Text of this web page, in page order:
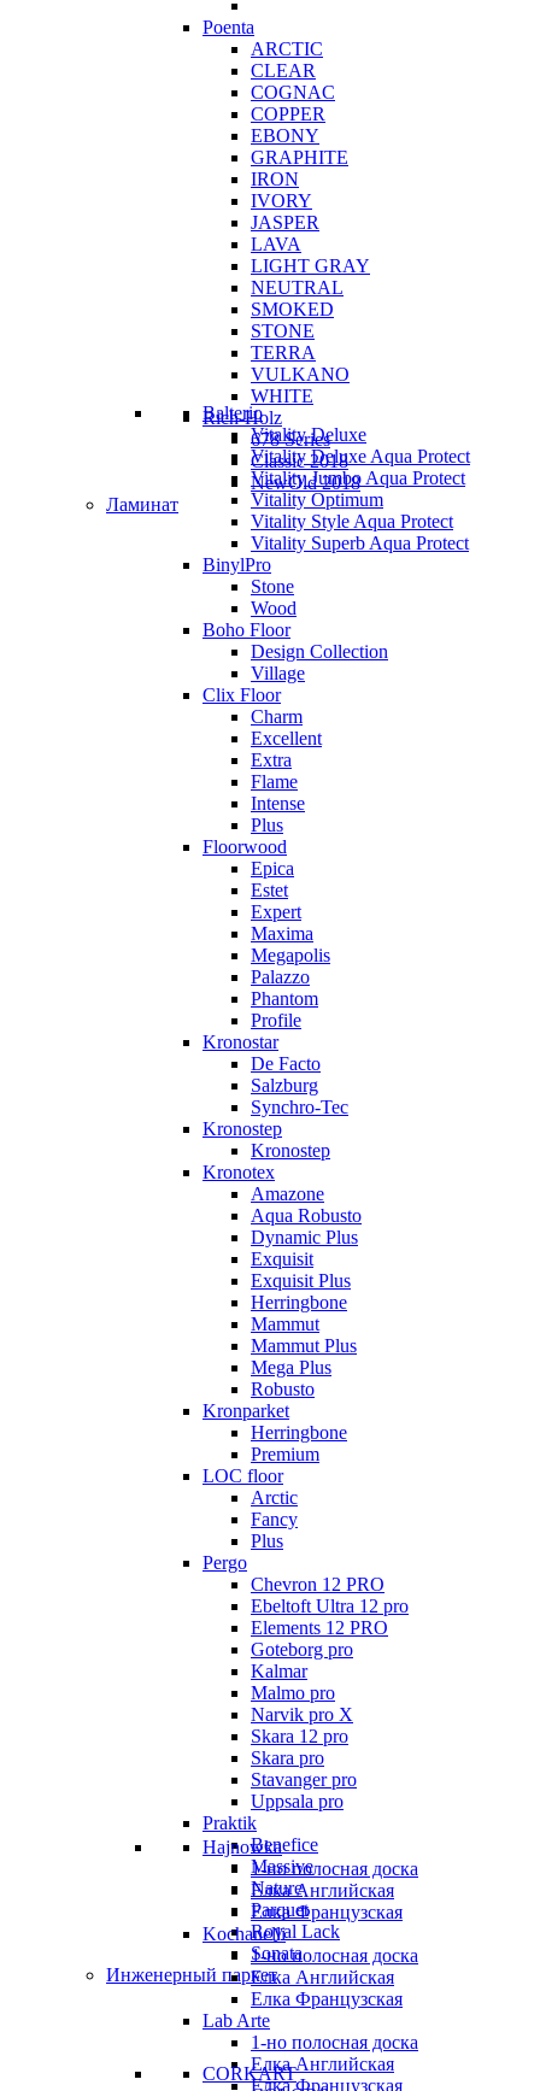
Poenta
ARCTIC
CLEAR
COGNAC
COPPER
EBONY
GRAPHITE
IRON
IVORY
JASPER
LAVA
LIGHT GRAY
NEUTRAL
SMOKED
STONE
TERRA
VULKANO
WHITE
Rich-Holz
678 Series
Classic 2018
NewOld 2018
Ламинат
Balterio
Vitality Deluxe
Vitality Deluxe Aqua Protect
Vitality Jumbo Aqua Protect
Vitality Optimum
Vitality Style Aqua Protect
Vitality Superb Aqua Protect
BinylPro
Stone
Wood
Boho Floor
Design Collection
Village
Clix Floor
Charm
Excellent
Extra
Flame
Intense
Plus
Floorwood
Epica
Estet
Expert
Maxima
Megapolis
Palazzo
Phantom
Profile
Kronostar
De Facto
Salzburg
Synchro-Tec
Kronostep
Kronostep
Kronotex
Amazone
Aqua Robusto
Dynamic Plus
Exquisit
Exquisit Plus
Herringbone
Mammut
Mammut Plus
Mega Plus
Robusto
Kronparket
Herringbone
Premium
LOC floor
Arctic
Fancy
Plus
Pergo
Chevron 12 PRO
Ebeltoft Ultra 12 pro
Elements 12 PRO
Goteborg pro
Kalmar
Malmo pro
Narvik pro X
Skara 12 pro
Skara pro
Stavanger pro
Uppsala pro
Praktik
Benefice
Massive
Nature
Parquet
Royal Lack
Sonata
Инженерный паркет
Hajnowka
1-но полосная доска
Елка Английская
Елка Французская
Kochanelli
1-но полосная доска
Елка Английская
Елка Французская
Lab Arte
1-но полосная доска
Елка Английская
Елка Французская
CORKART